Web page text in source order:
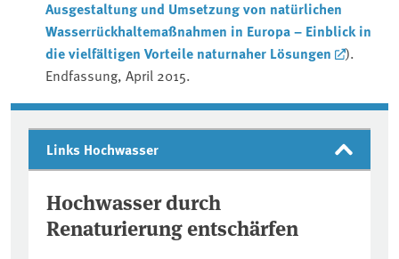
Ausgestaltung und Umsetzung von natürlichen
Wasserrückhaltemaßnahmen in Europa – Einblick in
die vielfältigen Vorteile naturnaher Lösungen
).
Endfassung, April 2015.
Links Hochwasser
Hochwasser durch
Renaturierung entschärfen